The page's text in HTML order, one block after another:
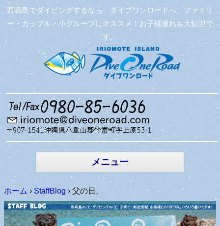
西表島でダイビングするなら、ダイブワンロードへ。ファミリ
ー・カップル・小グループにオススメ！お子様連れも大歓迎で
す。
メニュー
コンテン
ホーム › StaffBlog › 父の日。